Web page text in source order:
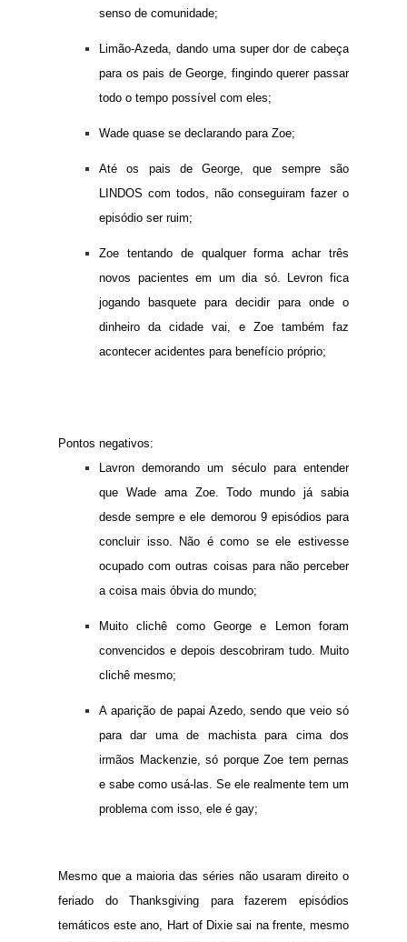
senso de comunidade;
Limão-Azeda, dando uma super dor de cabeça
para os pais de George, fingindo querer passar
todo o tempo possível com eles;
Wade quase se declarando para Zoe;
Até os pais de George, que sempre são
LINDOS com todos, não conseguiram fazer o
episódio ser ruim;
Zoe tentando de qualquer forma achar três
novos pacientes em um dia só. Levron fica
jogando basquete para decidir para onde o
dinheiro da cidade vai, e Zoe também faz
acontecer acidentes para benefício próprio;
Pontos negativos:
Lavron demorando um século para entender
que Wade ama Zoe. Todo mundo já sabia
desde sempre e ele demorou 9 episódios para
concluir isso. Não é como se ele estivesse
ocupado com outras coisas para não perceber
a coisa mais óbvia do mundo;
Muito clichê como George e Lemon foram
convencidos e depois descobriram tudo. Muito
clichê mesmo;
A aparição de papai Azedo, sendo que veio só
para dar uma de machista para cima dos
irmãos Mackenzie, só porque Zoe tem pernas
e sabe como usá-las. Se ele realmente tem um
problema com isso, ele é gay;
Mesmo que a maioria das séries não usaram direito o
feriado do Thanksgiving para fazerem episódios
temáticos este ano, Hart of Dixie sai na frente, mesmo